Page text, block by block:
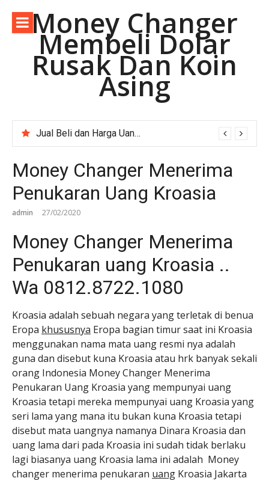
konten Money Changer
Membeli Dolar
Rusak Dan Koin
Asing
Jual Beli dan Harga Uang Asing Rupee Pakistan di Depok Jawa Barat.
Money Changer Menerima
Penukaran Uang Kroasia
admin 27/02/2020
Money Changer Menerima
Penukaran uang Kroasia ..
Wa 0812.8722.1080
Kroasia adalah sebuah negara yang terletak di benua
Eropa khususnya Eropa bagian timur saat ini Kroasia
menggunakan nama mata uang resmi nya adalah
guna dan disebut kuna Kroasia atau hrk banyak sekali
orang Indonesia Money Changer Menerima
Penukaran Uang Kroasia yang mempunyai uang
Kroasia tetapi mereka mempunyai uang Kroasia yang
seri lama yang mana itu bukan kuna Kroasia tetapi
disebut mata uangnya namanya Dinara Kroasia dan
uang lama dari pada Kroasia ini sudah tidak berlaku
lagi biasanya uang Kroasia lama ini adalah Money
changer menerima penukaran uang Kroasia Jakarta